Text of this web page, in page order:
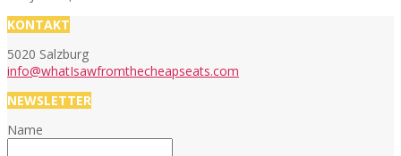
KONTAKT
5020 Salzburg
info@whatIsawfromthecheapseats.com
NEWSLETTER
Name